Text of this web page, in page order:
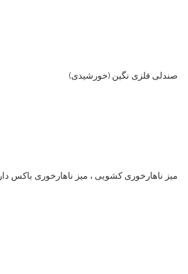
صندلی فلزی نگین (خورشیدی)
میز ناهارخوری کشویی ، میز ناهارخوری باکس دار